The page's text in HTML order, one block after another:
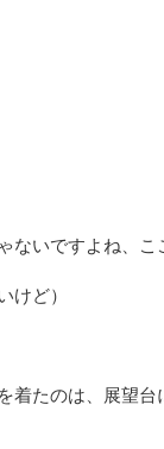
ないですよね、こ
けど）
着たのは、展望台